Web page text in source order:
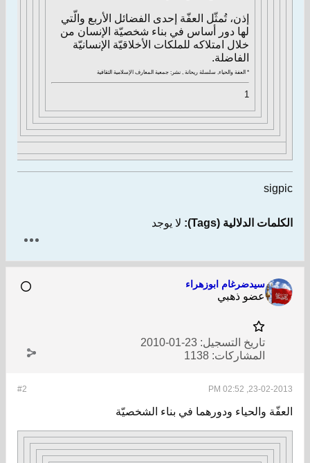
إذن، تُمثّل العفّة إحدى الفضائل الأربع والّتي
لها دور أساس في بناء شخصيّة الإنسان من
خلال امتلاكه للملكات الأخلاقيّة الإنسانيّة
الفاضلة.
* العفة والحياء, سلسلة ريحانة , نشر: جمعية المعارف الإسلامية الثقافية
1
sigpic
الكلمات الدلالية (Tags): لا يوجد
سيدضرغام ابوزهراء
عضو ذهبي
تاريخ التسجيل: 23-01-2010
المشاركات: 1138
#2 23-02-2013, 02:52 PM
العفّة والحياء ودورهما في بناء الشخصيّة